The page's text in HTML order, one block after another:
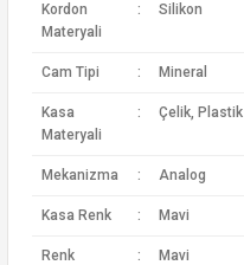
Kordon
Materyali
: Silikon
Cam Tipi : Mineral
Kasa
Materyali
: Çelik, Plastik
Mekanizma : Analog
Kasa Renk : Mavi
Renk : Mavi